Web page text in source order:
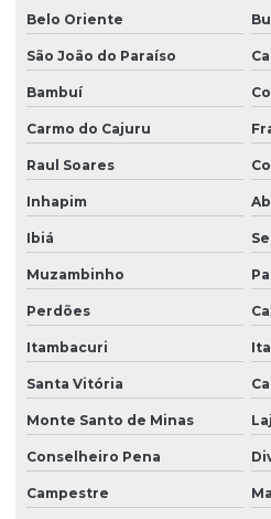
Belo Oriente
São João do Paraíso
Bambuí
Carmo do Cajuru
Raul Soares
Inhapim
Ibiá
Muzambinho
Perdões
Itambacuri
Santa Vitória
Monte Santo de Minas
Conselheiro Pena
Campestre